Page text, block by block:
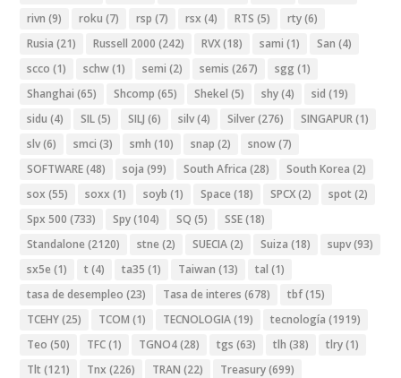
rivn (9) roku (7) rsp (7) rsx (4) RTS (5) rty(6)
Rusia (21) Russell 2000 (242) RVX(18) sami (1) San (4)
scco (1) schw(1) semi (2) semis (267) sgg (1)
Shanghai (65) Shcomp (65) Shekel (5) shy(4) sid (19)
sidu (4) SIL(5) SILJ (6) silv(4) Silver(276) SINGAPUR(1)
slv(6) smci (3) smh (10) snap (2) snow(7)
SOFTWARE(48) soja (99) South Africa (28) South Korea (2)
sox (55) soxx (1) soyb (1) Space (18) SPCX(2) spot (2)
Spx 500 (733) Spy(104) SQ (5) SSE(18)
Standalone (2120) stne (2) SUECIA(2) Suiza (18) supv(93)
sx5e (1) t (4) ta35 (1) Taiwan (13) tal (1)
tasa de desempleo (23) Tasa de interes (678) tbf(15)
TCEHY(25) TCOM (1) TECNOLOGIA(19) tecnología (1919)
Teo (50) TFC(1) TGNO4(28) tgs (63) tlh (38) tlry(1)
Tlt (121) Tnx (226) TRAN (22) Treasury(699)